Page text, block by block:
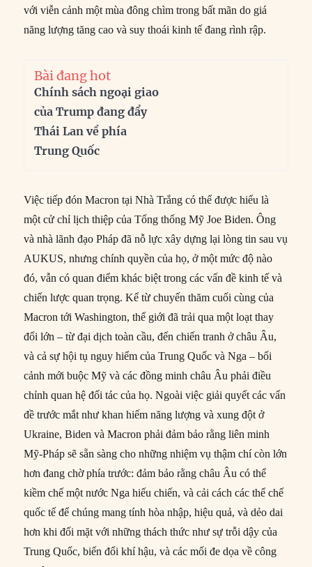
với viễn cảnh một mùa đông chìm trong bất mãn do giá
năng lượng tăng cao và suy thoái kinh tế đang rình rập.
Bài đang hot
Chính sách ngoại giao
của Trump đang đẩy
Thái Lan về phía
Trung Quốc
Việc tiếp đón Macron tại Nhà Trắng có thể được hiểu là
một cử chỉ lịch thiệp của Tổng thống Mỹ Joe Biden. Ông
và nhà lãnh đạo Pháp đã nỗ lực xây dựng lại lòng tin sau vụ
AUKUS, nhưng chính quyền của họ, ở một mức độ nào
đó, vẫn có quan điểm khác biệt trong các vấn đề kinh tế và
chiến lược quan trọng. Kể từ chuyến thăm cuối cùng của
Macron tới Washington, thế giới đã trải qua một loạt thay
đổi lớn – từ đại dịch toàn cầu, đến chiến tranh ở châu Âu,
và cả sự hội tụ nguy hiểm của Trung Quốc và Nga – bối
cảnh mới buộc Mỹ và các đồng minh châu Âu phải điều
chỉnh quan hệ đối tác của họ. Ngoài việc giải quyết các vấn
đề trước mắt như khan hiếm năng lượng và xung đột ở
Ukraine, Biden và Macron phải đảm bảo rằng liên minh
Mỹ-Pháp sẽ sẵn sàng cho những nhiệm vụ thậm chí còn lớn
hơn đang chờ phía trước: đảm bảo rằng châu Âu có thể
kiềm chế một nước Nga hiếu chiến, và cải cách các thể chế
quốc tế để chúng mang tính hòa nhập, hiệu quả, và dẻo dai
hơn khi đối mặt với những thách thức như sự trỗi dậy của
Trung Quốc, biến đổi khí hậu, và các mối đe dọa về công